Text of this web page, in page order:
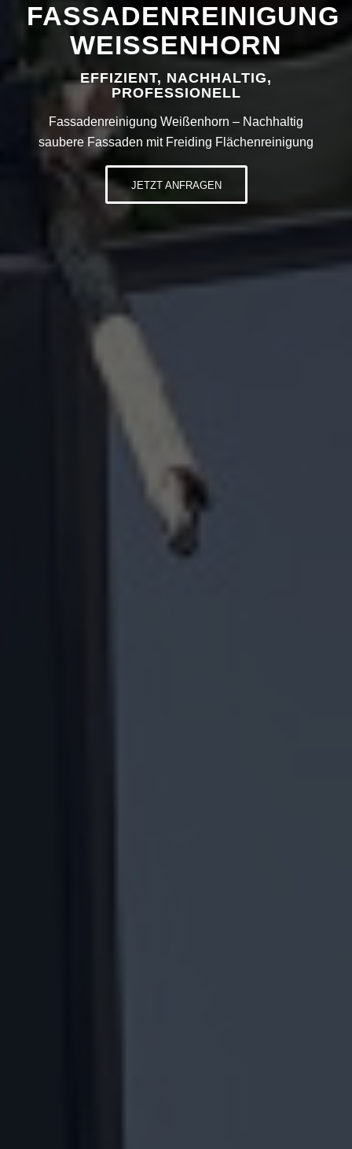
FASSADENREINIGUNG
WEISSENHORN
EFFIZIENT, NACHHALTIG,
PROFESSIONELL
Fassadenreinigung Weißenhorn – Nachhaltig
saubere Fassaden mit Freiding Flächenreinigung
JETZT ANFRAGEN